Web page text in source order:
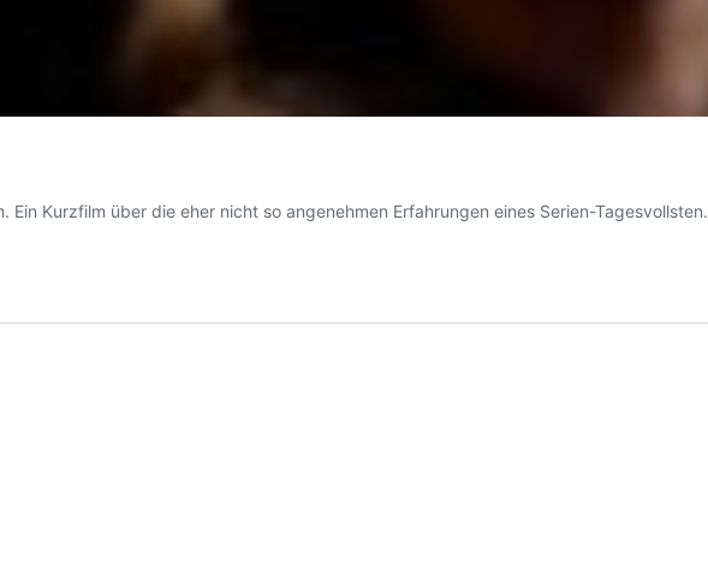
Kurzfilm über die eher nicht so angenehmen Erfahrungen eines Serien-Tagesvollsten.